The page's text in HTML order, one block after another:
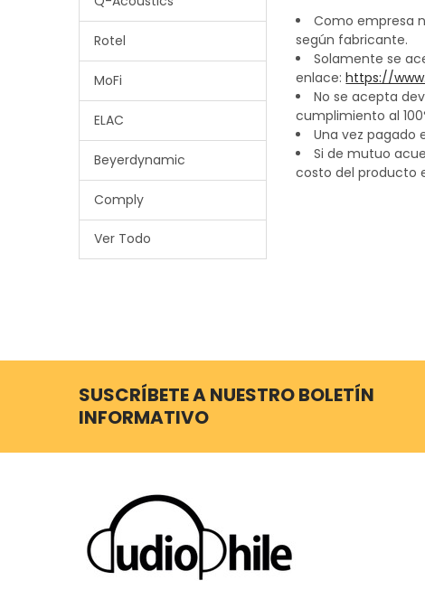
Rotel
MoFi
ELAC
Beyerdynamic
Comply
Ver Todo
Como empresa
según fabricante.
Solamente se
enlace:https://
No se acepta
cumplimiento al
Una vez pagado
Si de mutuo
costo del producto
SUSCRÍBETE A NUESTRO BOLETÍN
INFORMATIVO